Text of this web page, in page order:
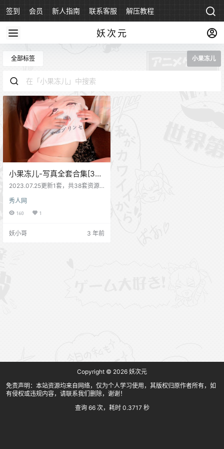
签到 会员 新人指南 联系客服 解压教程
妖次元
全部标签 小果冻儿
小果冻儿-写真全套合集[38
套][持续更新]
2023.07.25更新1套，共38套资源
京，是一位新人平面模特，颜值特
别高，虽然那两个果冻儿是小了
儿！图不多哈，但看见这JK穿着就
秀人网
160 1
妖小哥 3 年前
Copyright © 2026 妖次元
免责声明：本站资源均来自网络，仅为个人学习使用，其版权归原作者所有，如
有侵权或违规内容，请联系我们删除，谢谢！
查询 66 次，耗时 0.3717 秒